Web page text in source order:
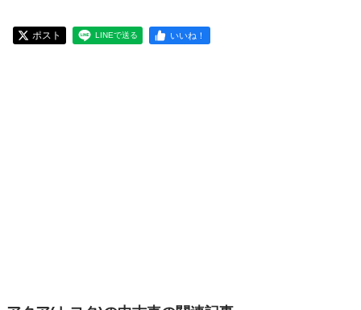
ポスト LINEで送る いいね！